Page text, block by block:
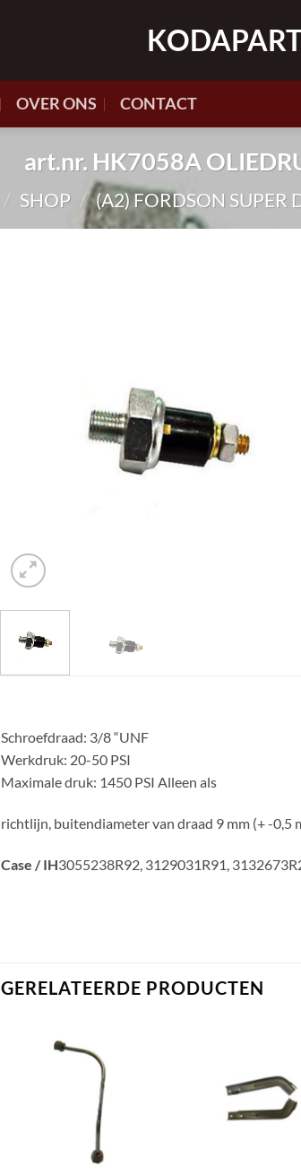
OVER ONS CONTACT
art.nr. HK7058A
/ SHOP / (A2) FORDSON SUPER
Schroefdraad: 3/8 “UNF
Werkdruk: 20-50 PSI
Maximale druk: 1450 PSI Alleen als
richtlijn, buitendiameter van draad 9 mm (+ -0,5
Case / IH3055238R92, 3129031R91,
GERELATEERDE PRODUCTEN